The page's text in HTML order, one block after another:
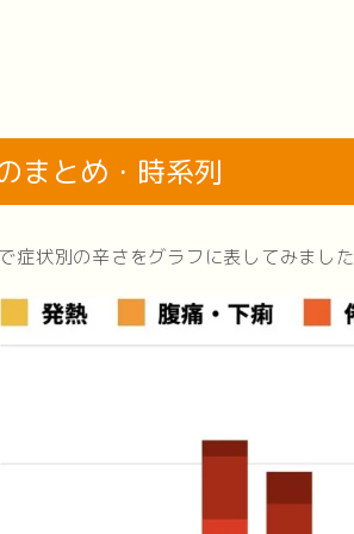
まとめ・時系列
症状別の辛さをグラフに表してみまし